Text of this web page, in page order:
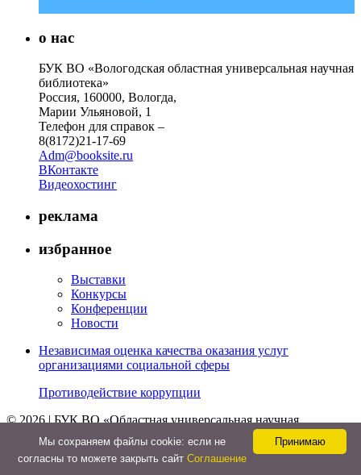
о нас
БУК ВО «Вологодская областная универсальная научная
библиотека»
Россия, 160000, Вологда,
Марии Ульяновой, 1
Телефон для справок –
8(8172)21-17-69
Adm@booksite.ru
ВКонтакте
Видеохостинг
реклама
избранное
Выставки
Конкурсы
Конференции
Новости
Независимая оценка качества оказания услуг
организациями социальной сферы
Противодействие коррупции
© 2026 | БУК ВО «Областная универсальная научная
библиотека»
Принимаю
Мы cохраняем файлы cookie: если не
согласны то можете закрыть сайт Соглашение